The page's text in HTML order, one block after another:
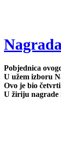
Pobjednica
U užem izboru
Ovo je bio
U žiriju nagrade